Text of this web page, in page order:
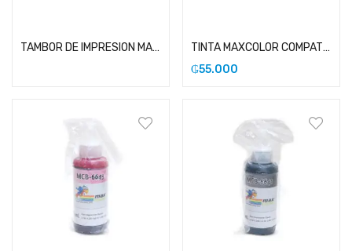
TAMBOR DE IMPRESION MAXCOLOR COMPATIBLE CON HP 32A
TINTA MAXCOLOR COMPATIBLE CON EPSON 664 CYAN
₲55.000